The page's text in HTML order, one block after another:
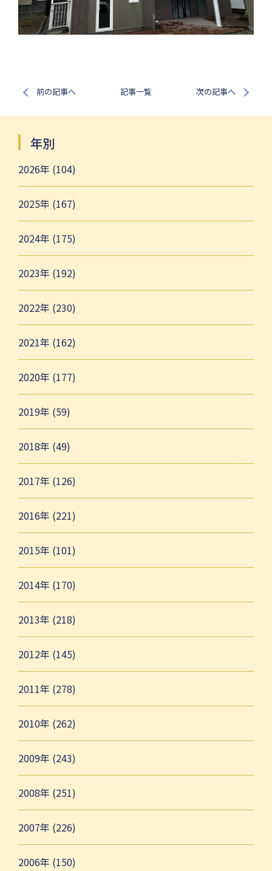
前の記事へ 記事一覧 次の記事へ
年別
2026年 (104)
2025年 (167)
2024年 (175)
2023年 (192)
2022年 (230)
2021年 (162)
2020年 (177)
2019年 (59)
2018年 (49)
2017年 (126)
2016年 (221)
2015年 (101)
2014年 (170)
2013年 (218)
2012年 (145)
2011年 (278)
2010年 (262)
2009年 (243)
2008年 (251)
2007年 (226)
2006年 (150)